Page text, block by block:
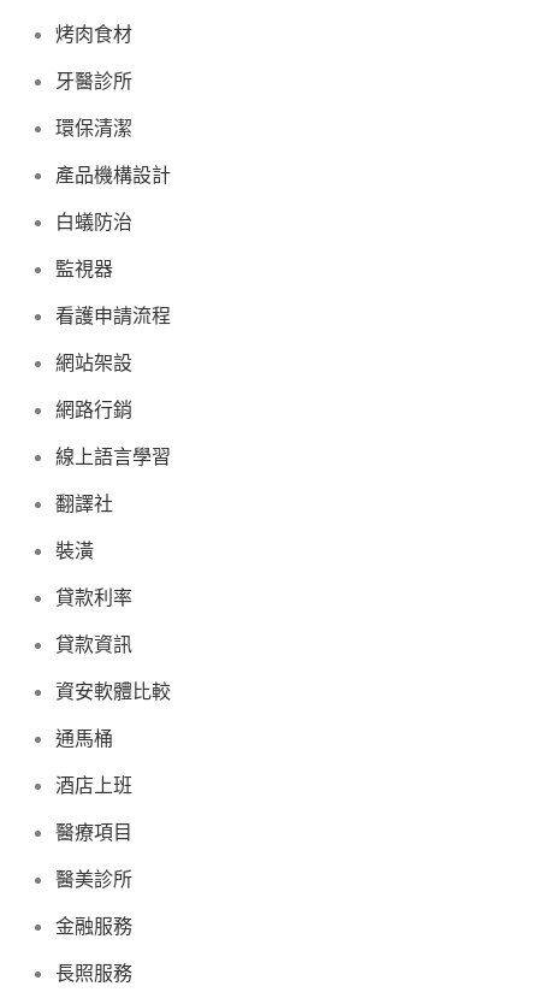
烤肉食材
牙醫診所
環保清潔
產品機構設計
白蟻防治
監視器
看護申請流程
網站架設
網路行銷
線上語言學習
翻譯社
裝潢
貸款利率
貸款資訊
資安軟體比較
通馬桶
酒店上班
醫療項目
醫美診所
金融服務
長照服務